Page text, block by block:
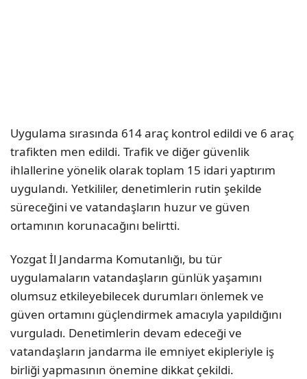
Uygulama sırasında 614 araç kontrol edildi ve 6 araç
trafikten men edildi. Trafik ve diğer güvenlik
ihlallerine yönelik olarak toplam 15 idari yaptırım
uygulandı. Yetkililer, denetimlerin rutin şekilde
süreceğini ve vatandaşların huzur ve güven
ortamının korunacağını belirtti.
Yozgat İl Jandarma Komutanlığı, bu tür
uygulamaların vatandaşların günlük yaşamını
olumsuz etkileyebilecek durumları önlemek ve
güven ortamını güçlendirmek amacıyla yapıldığını
vurguladı. Denetimlerin devam edeceği ve
vatandaşların jandarma ile emniyet ekipleriyle iş
birliği yapmasının önemine dikkat çekildi.